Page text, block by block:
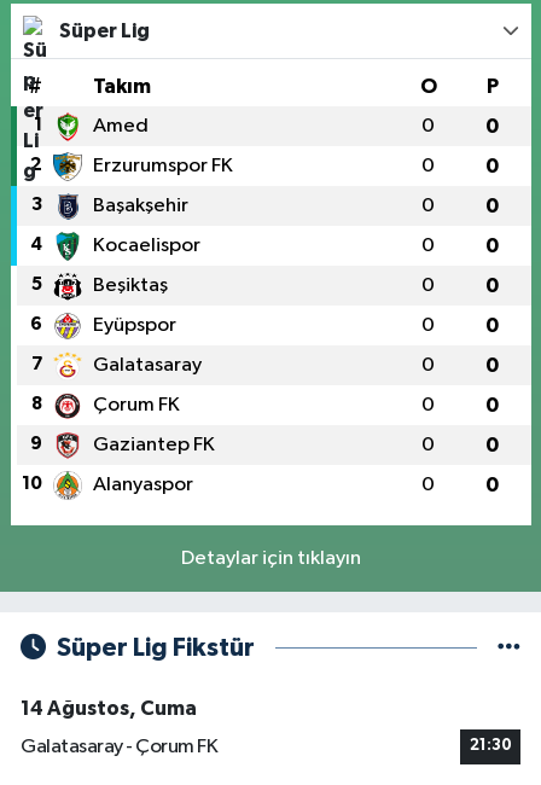
Süper Lig
# Takım O P
1 Amed 0 0
2 Erzurumspor FK 0 0
3 Başakşehir 0 0
4 Kocaelispor 0 0
5 Beşiktaş 0 0
6 Eyüpspor 0 0
7 Galatasaray 0 0
8 Çorum FK 0 0
9 Gaziantep FK 0 0
10 Alanyaspor 0 0
Detaylar için tıklayın
Süper Lig Fikstür
14 Ağustos, Cuma
Galatasaray - Çorum FK
21:30